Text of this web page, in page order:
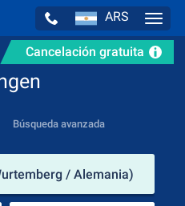
ARS
Cancelación gratuita
Búsqueda avanzada
/ Alemania)